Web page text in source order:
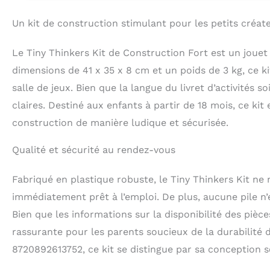
même endroit
que les enfants
structures que
missions
enfants à
constructions
STABLES: Les
intérieur ou
IMAGINATION
s’assemblent
Ce kit
développement
construction
Un kit de construction stimulant pour les petits
Le Tiny Thinkers Kit de Construction Fort est un
dimensions de 41 x 35 x 8 cm et un poids de 3 kg, ce
salle de jeux. Bien que la langue du livret d’activités
claires. Destiné aux enfants à partir de 18 mois, ce
construction de manière ludique et sécurisée.
Qualité et sécurité au rendez-vous
Fabriqué en plastique robuste, le Tiny Thinkers Kit
immédiatement prêt à l’emploi. De plus, aucune pile
Bien que les informations sur la disponibilité des
rassurante pour les parents soucieux de la durabilité
8720892613752, ce kit se distingue par sa conception